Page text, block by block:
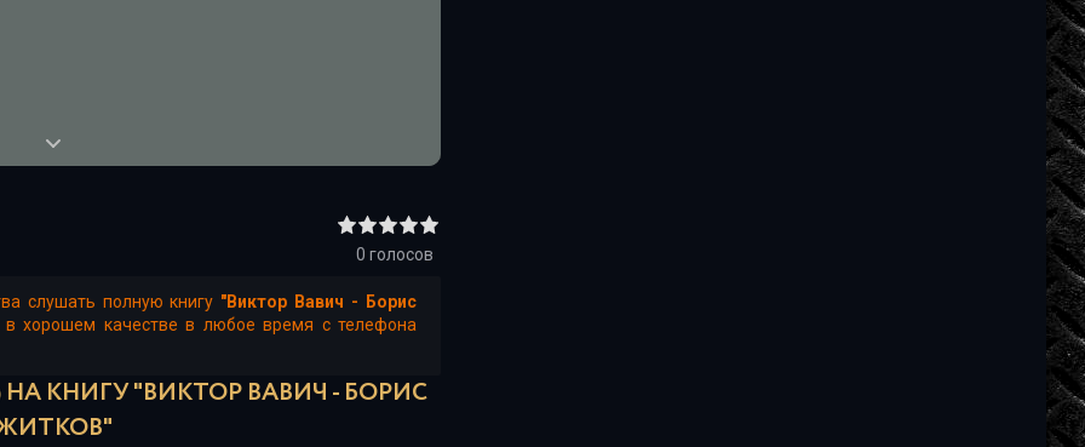
0 голосов
слушать полную книгу "Виктор Вавич - Борис
в хорошем качестве в любое время с телефона
КНИГУ "ВИКТОР ВАВИЧ - БОРИС